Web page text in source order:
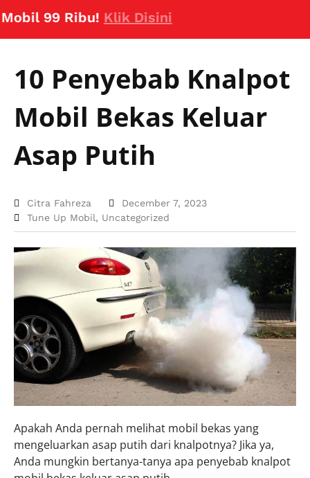
99 Ribu!Klik Disini
10 Penyebab Knalpot
Mobil Bekas Keluar
Asap Putih
Citra Fahreza
December 7, 2023
Tune Up Mobil, Uncategorized
Apakah Anda pernah melihat mobil bekas yang
mengeluarkan asap putih dari knalpotnya? Jika ya,
Anda mungkin bertanya-tanya apa penyebab knalpot